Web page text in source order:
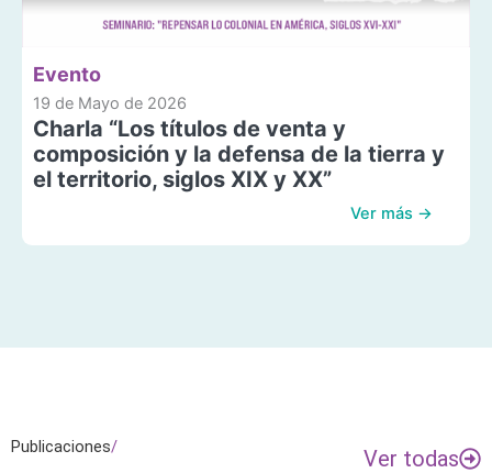
Evento
19 de Mayo de 2026
Charla “Los títulos de venta y
composición y la defensa de la tierra y
el territorio, siglos XIX y XX”
Ver más →
Publicaciones/ Ver todas